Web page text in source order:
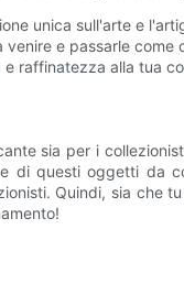
unica sull'arte e
e passarle
raffinatezza alla tua
sia per i
questi oggetti da
Quindi, sia che